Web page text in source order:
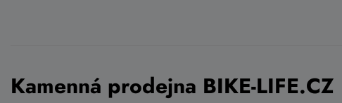
Kamenná prodejna BIKE-LIFE.CZ